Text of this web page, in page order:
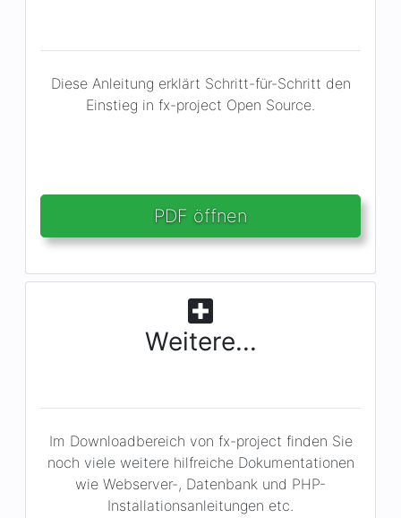
Diese Anleitung erklärt Schritt-für-Schritt den
Einstieg in fx-project Open Source.
PDF öffnen
Weitere...
Im Downloadbereich von fx-project finden Sie
noch viele weitere hilfreiche Dokumentationen
wie Webserver-, Datenbank und PHP-
Installationsanleitungen etc.